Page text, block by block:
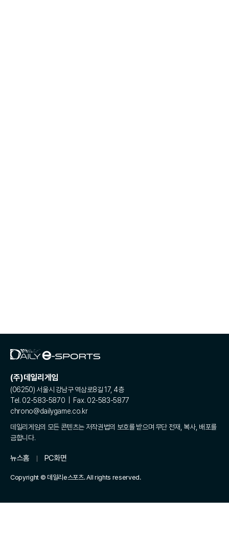
(주)데일리게임
(06250) 서울시 강남구 역삼로8길 17, 4층
Tel. 02-583-5870 | Fax. 02-583-5877
chrono@dailygame.co.kr
데일리게임의 모든 콘텐츠는 저작권법의 보호를 받으며 무단 전재, 복사, 배포를
금합니다.
뉴스홈 PC화면
Copyright © 데일리e스포츠. All rights reserved.